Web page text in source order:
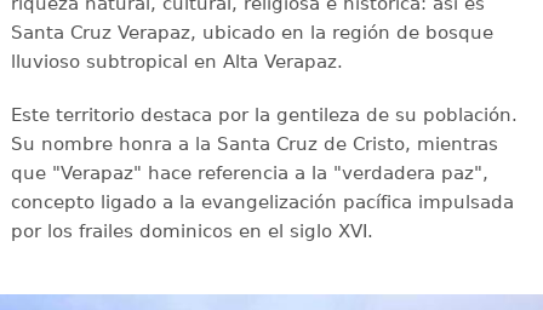
Santa Cruz Verapaz, ubicado en la región de bosque
lluvioso subtropical en Alta Verapaz.
Este territorio destaca por la gentileza de su población.
Su nombre honra a la Santa Cruz de Cristo, mientras
que "Verapaz" hace referencia a la "verdadera paz",
concepto ligado a la evangelización pacífica impulsada
por los frailes dominicos en el siglo XVI.